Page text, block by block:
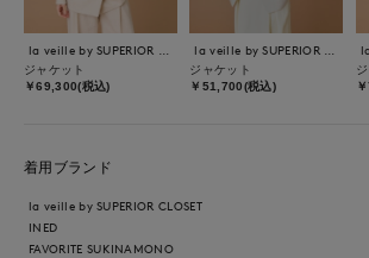
ジャケット
￥69,300(税込)
ジャケット
￥51,700(税込)
着用ブランド
la veille by SUPERIOR CLOSET
INED
FAVORITE SUKINAMONO